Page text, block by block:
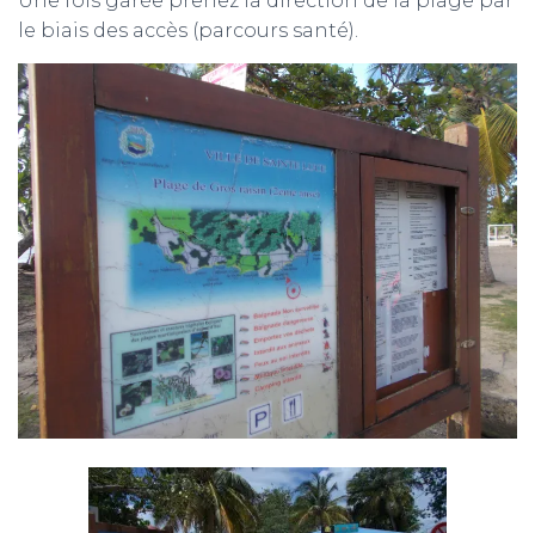
le biais des accès (parcours santé).